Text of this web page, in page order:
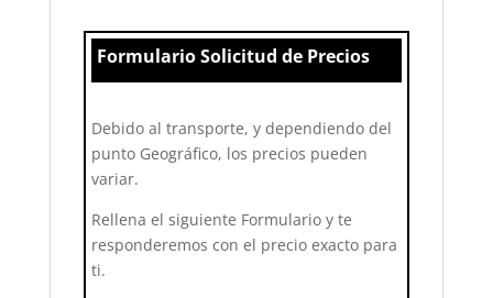
Formulario Solicitud de Precios
Debido al transporte, y dependiendo del
punto Geográfico, los precios pueden
variar.
Rellena el siguiente Formulario y te
responderemos con el precio exacto para
ti.